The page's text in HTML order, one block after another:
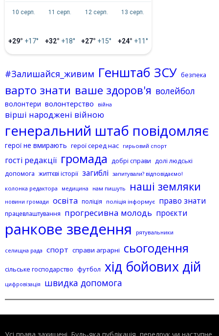
10 серп.
+29° +17°
11 серп.
+32° +18°
12 серп.
+27° +15°
13 серп.
+24° +11°
#Залишайся_живим Генштаб ЗСУ безпека
варто знати ваше здоров'я волейбол
волонтери волонтерство війна
вірші народжені війною
генеральний штаб повідомляє
герої не вмирають герої серед нас гирьовий спорт
гості редакції громада добрі справи долі людські
допомога життєві історії загиблі запитували? відповідаємо!
колонка редактора
медицина нам пишуть наші земляки
новини громади освіта поліція поліція інформує право знати
працевлаштування прогресивна молодь проєкти
ранкове зведення рятувальники
селищна рада спорт справи аграрні сьогодення
сільське господарство футбол хід бойових дій
цифровізація швидка допомога